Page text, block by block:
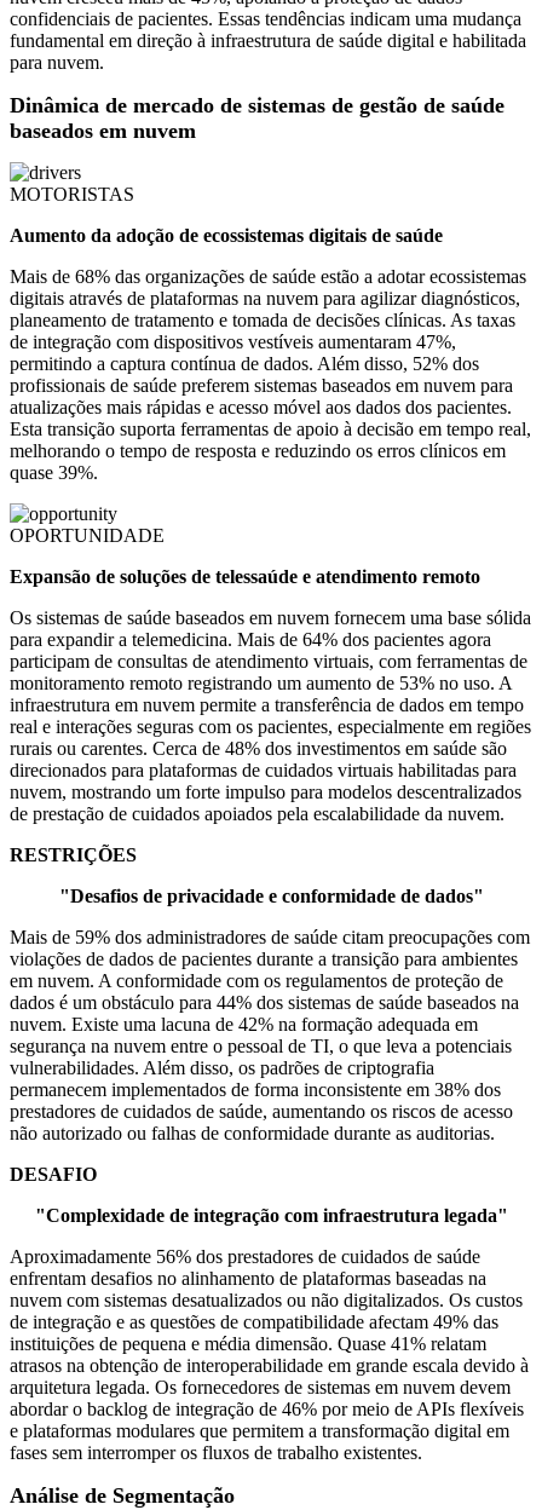
confidenciais de pacientes. Essas tendências indicam uma mudança
fundamental em direção à infraestrutura de saúde digital e habilitada
para nuvem.
Dinâmica de mercado de sistemas de gestão de saúde
baseados em nuvem
MOTORISTAS
Aumento da adoção de ecossistemas digitais de saúde
Mais de 68% das organizações de saúde estão a adotar ecossistemas
digitais através de plataformas na nuvem para agilizar diagnósticos,
planeamento de tratamento e tomada de decisões clínicas. As taxas
de integração com dispositivos vestíveis aumentaram 47%,
permitindo a captura contínua de dados. Além disso, 52% dos
profissionais de saúde preferem sistemas baseados em nuvem para
atualizações mais rápidas e acesso móvel aos dados dos pacientes.
Esta transição suporta ferramentas de apoio à decisão em tempo real,
melhorando o tempo de resposta e reduzindo os erros clínicos em
quase 39%.
OPORTUNIDADE
Expansão de soluções de telessaúde e atendimento remoto
Os sistemas de saúde baseados em nuvem fornecem uma base sólida
para expandir a telemedicina. Mais de 64% dos pacientes agora
participam de consultas de atendimento virtuais, com ferramentas de
monitoramento remoto registrando um aumento de 53% no uso. A
infraestrutura em nuvem permite a transferência de dados em tempo
real e interações seguras com os pacientes, especialmente em regiões
rurais ou carentes. Cerca de 48% dos investimentos em saúde são
direcionados para plataformas de cuidados virtuais habilitadas para
nuvem, mostrando um forte impulso para modelos descentralizados
de prestação de cuidados apoiados pela escalabilidade da nuvem.
RESTRIÇÕES
"Desafios de privacidade e conformidade de dados"
Mais de 59% dos administradores de saúde citam preocupações com
violações de dados de pacientes durante a transição para ambientes
em nuvem. A conformidade com os regulamentos de proteção de
dados é um obstáculo para 44% dos sistemas de saúde baseados na
nuvem. Existe uma lacuna de 42% na formação adequada em
segurança na nuvem entre o pessoal de TI, o que leva a potenciais
vulnerabilidades. Além disso, os padrões de criptografia
permanecem implementados de forma inconsistente em 38% dos
prestadores de cuidados de saúde, aumentando os riscos de acesso
não autorizado ou falhas de conformidade durante as auditorias.
DESAFIO
"Complexidade de integração com infraestrutura legada"
Aproximadamente 56% dos prestadores de cuidados de saúde
enfrentam desafios no alinhamento de plataformas baseadas na
nuvem com sistemas desatualizados ou não digitalizados. Os custos
de integração e as questões de compatibilidade afectam 49% das
instituições de pequena e média dimensão. Quase 41% relatam
atrasos na obtenção de interoperabilidade em grande escala devido à
arquitetura legada. Os fornecedores de sistemas em nuvem devem
abordar o backlog de integração de 46% por meio de APIs flexíveis
e plataformas modulares que permitem a transformação digital em
fases sem interromper os fluxos de trabalho existentes.
Análise de Segmentação